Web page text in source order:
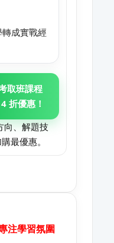
成實戰經
取班課程
折優惠！
向、解題技
最優惠。
注學習氛圍